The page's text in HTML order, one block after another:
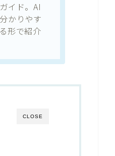
イド。AI
かりやす
形で紹介
CLOSE